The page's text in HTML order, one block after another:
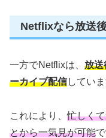
Netflixなら放送
一方でNetflixは、 放送
ーカイブ配信していま
これにより、忙しく
とから一気見が可能で